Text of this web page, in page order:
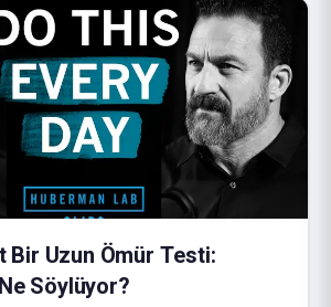
Bir Uzun Ömür Testi:
Söylüyor?